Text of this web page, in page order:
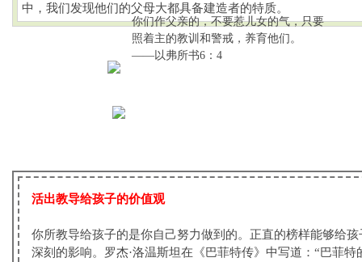
中，我们发现他们的父母大都具备建造者的特质。
你们作父亲的，不要惹儿女的气，只要
照着主的教训和警戒，养育他们。
——以弗所书6：4
活出教导给孩子的价值观
你所教导给孩子的是你自己努力做到的。正直的榜样能够给
深刻的影响。罗杰·洛温斯坦在《巴菲特传》中写道：“巴菲特